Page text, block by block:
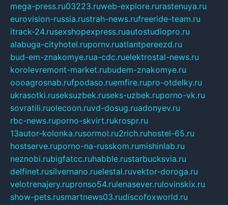
mega-press.ru03223.ruweb-explore.rurastenuya.ru
eurovision-russia.rustrah-news.rufreeride-team.ru
itrack-24.rusexshopexpress.ruautostudiopro.ru
alabuga-cityhotel.rupornv.ruatlantpereezd.ru
bud-em-znakomye.rua-cdc.ruelektrostal-news.ru
korolevremont-market.rubudem-znakomye.ru
oooagrosnab.rufpodaso.ruemfire.rupro-otdelky.ru
ukrasotki.ruseksuzbek.ruseks-uzbek.ruporno-vk.ru
sovratili.ruolecoon.ruvd-dosug.ruadonyev.ru
rbc-news.ruporno-skvirt.rukrospr.ru
13autor-kolonka.rusormol.ru2rich.ruhostel-65.ru
hostserve.ruporno-na-russkom.rumishinlab.ru
neznobi.rubigfatcc.ruhabble.rustarbucksvia.ru
delfinet.rusilvernano.ruelestal.ruvektor-doroga.ru
velotrenajery.rupronso54.rulenasever.rulovinskix.ru
show-pets.rusmartnews03.rudiscofoxworld.ru